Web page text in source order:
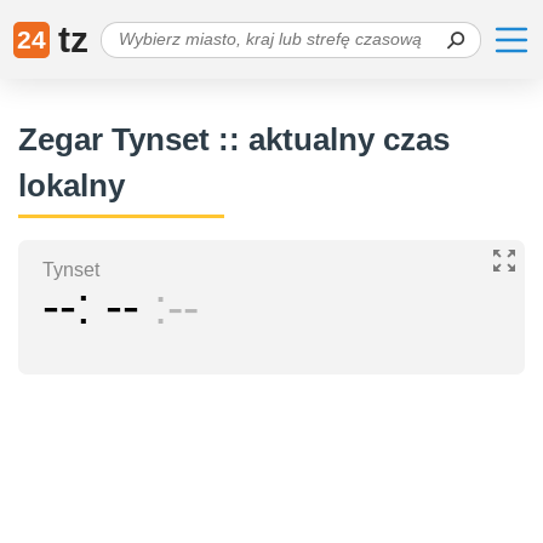
24 tz
Zegar Tynset :: aktualny czas
lokalny
Tynset
-- -- --